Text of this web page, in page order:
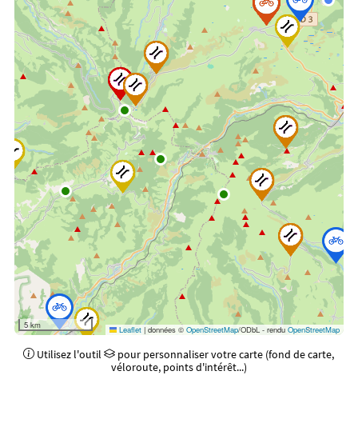
5 km Leaflet | données ©OpenStreetMap/ODbL - renduOpenStreetMap
Utilisez l'outil
pour personnaliser votre carte (fond de carte,
véloroute, points d'intérêt...)